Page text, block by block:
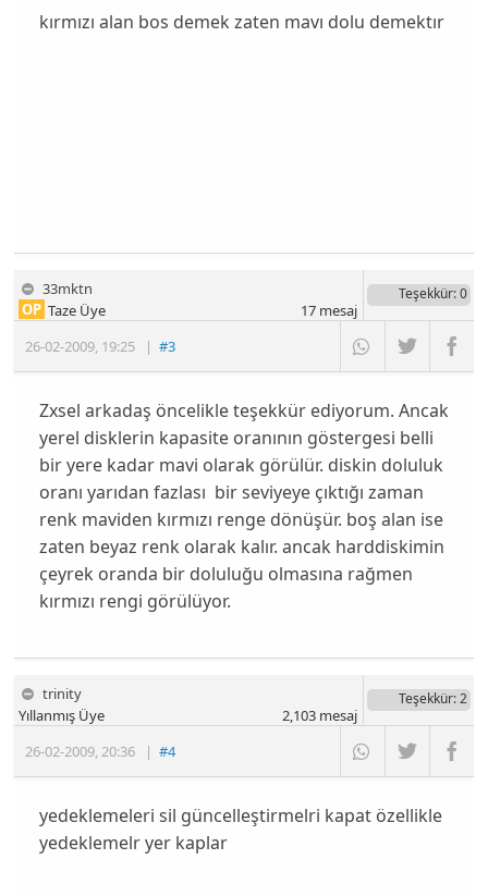
kırmızı alan bos demek zaten mavı dolu demektır
33mktn
26-02-2009, 19:25 |#3
OP Taze Üye
Teşekkür: 0
17mesaj
Zxsel arkadaş öncelikle teşekkür ediyorum. Ancak
yerel disklerin kapasite oranının göstergesi belli
bir yere kadar mavi olarak görülür. diskin doluluk
oranı yarıdan fazlası bir seviyeye çıktığı zaman
renk maviden kırmızı renge dönüşür. boş alan ise
zaten beyaz renk olarak kalır. ancak harddiskimin
çeyrek oranda bir doluluğu olmasına rağmen
kırmızı rengi görülüyor.
trinity
26-02-2009,20:36 |#4
Yıllanmış Üye
Teşekkür: 2
2,103mesaj
yedeklemeleri sil güncelleştirmelri kapat özellikle
yedeklemelr yer kaplar